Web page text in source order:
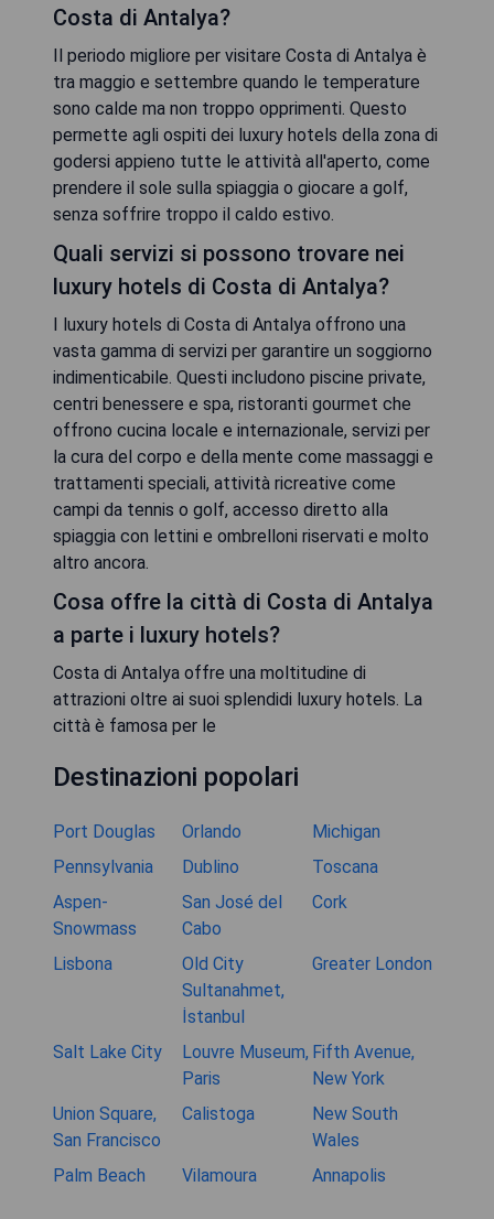
Costa di Antalya?
Il periodo migliore per visitare Costa di Antalya è
tra maggio e settembre quando le temperature
sono calde ma non troppo opprimenti. Questo
permette agli ospiti dei luxury hotels della zona di
godersi appieno tutte le attività all'aperto, come
prendere il sole sulla spiaggia o giocare a golf,
senza soffrire troppo il caldo estivo.
Quali servizi si possono trovare nei
luxury hotels di Costa di Antalya?
I luxury hotels di Costa di Antalya offrono una
vasta gamma di servizi per garantire un soggiorno
indimenticabile. Questi includono piscine private,
centri benessere e spa, ristoranti gourmet che
offrono cucina locale e internazionale, servizi per
la cura del corpo e della mente come massaggi e
trattamenti speciali, attività ricreative come
campi da tennis o golf, accesso diretto alla
spiaggia con lettini e ombrelloni riservati e molto
altro ancora.
Cosa offre la città di Costa di Antalya
a parte i luxury hotels?
Costa di Antalya offre una moltitudine di
attrazioni oltre ai suoi splendidi luxury hotels. La
città è famosa per le
Destinazioni popolari
Port Douglas Orlando
Michigan
Pennsylvania
Dublino
Toscana
Aspen-
Snowmass
San José del
Cabo
Cork
Lisbona
Old City
Sultanahmet,
İstanbul
Greater London
Salt Lake City
Louvre Museum,
Paris
Fifth Avenue,
New York
Union Square,
San Francisco
Calistoga
New South
Wales
Palm Beach
Vilamoura Annapolis